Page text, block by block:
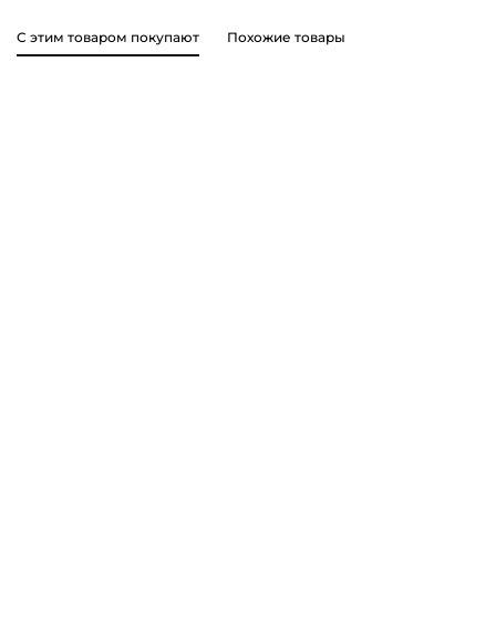
С этим товаром покупают Похожие товары